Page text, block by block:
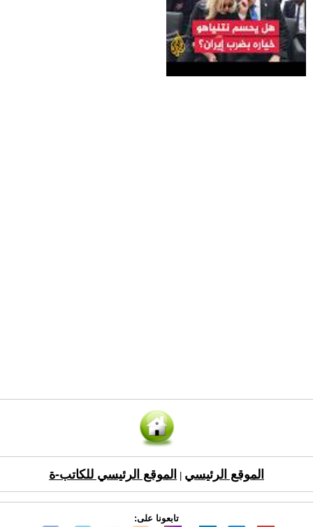
الموقع الرئيسي الموقع الرئيسي للكاتب-ة
تابعونا على: